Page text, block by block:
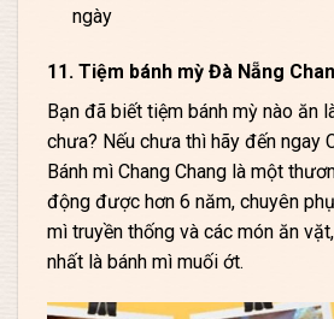
ngày
11. Tiệm bánh mỳ Đà Nẵng
Bạn đã biết tiệm bánh mỳ nào ăn
chưa? Nếu chưa thì hãy đến ngay
Bánh mì Chang Chang là một
động được hơn 6 năm, chuyên
mì truyền thống và các món ăn
nhất là bánh mì muối ớt.